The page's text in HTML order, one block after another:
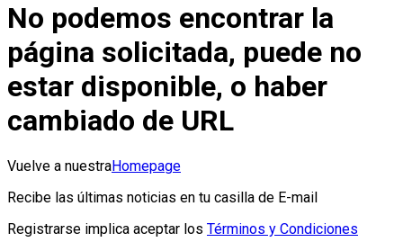
No podemos encontrar la
página solicitada, puede no
estar disponible, o haber
cambiado de URL
Vuelve a nuestraHomepage
Recibe las últimas noticias en tu casilla de E-mail
Registrarse implica aceptar los Términos y Condiciones